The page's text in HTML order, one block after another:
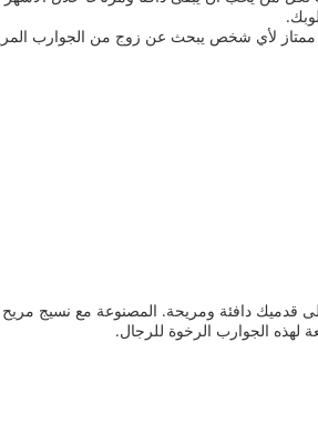
لأي شخص يبحث عن زوج من الجوارب
قدميك دافئة ومريحة. المصنوعة مع نسيج
لهذه الجوارب الرخوة للرجال.